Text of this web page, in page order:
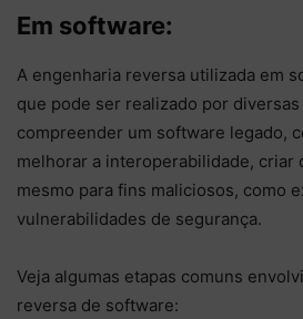
Em software:
A engenharia reversa utilizada em
que pode ser realizado por
compreender um software legado,
melhorar a interoperabilidade, criar
mesmo para fins maliciosos, como
vulnerabilidades de segurança.
Veja algumas etapas comuns
reversa de software: